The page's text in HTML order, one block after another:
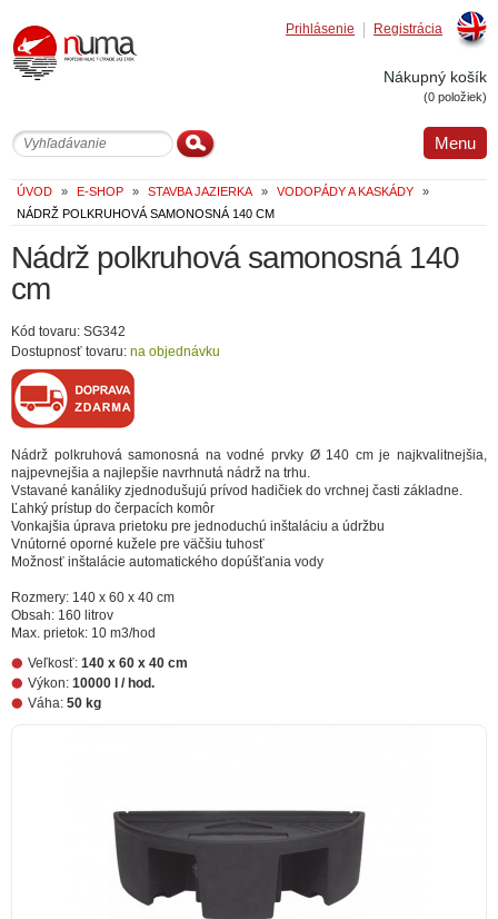
Registrácia
Prihlásenie
Nákupný košík
(0 položiek)
Menu
ÚVOD » E-SHOP » STAVBA JAZIERKA » VODOPÁDY A KASKÁDY
»
NÁDRŽ POLKRUHOVÁ SAMONOSNÁ 140 CM
Nádrž polkruhová samonosná 140
cm
Kód tovaru: SG342
Dostupnosť tovaru: na objednávku
Nádrž polkruhová samonosná na vodné prvky Ø 140 cm je najkvalitnejšia,
najpevnejšia a najlepšie navrhnutá nádrž na trhu.
Vstavané kanáliky zjednodušujú prívod hadičiek do vrchnej časti základne.
Ľahký prístup do čerpacích komôr
Vonkajšia úprava prietoku pre jednoduchú inštaláciu a údržbu
Vnútorné oporné kužele pre väčšiu tuhosť
Možnosť inštalácie automatického dopúšťania vody
Rozmery: 140 x 60 x 40 cm
Obsah: 160 litrov
Max. prietok: 10 m3/hod
Veľkosť: 140 x 60 x 40 cm
Výkon: 10000 l / hod.
Váha: 50 kg